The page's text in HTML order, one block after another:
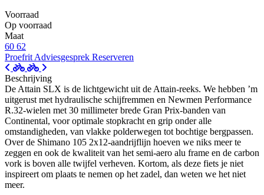
Voorraad
Op voorraad
Maat
60 62
Proefrit Adviesgesprek Reserveren
Beschrijving
De Attain SLX is de lichtgewicht uit de Attain-reeks. We hebben ’m
uitgerust met hydraulische schijfremmen en Newmen Performance
R.32-wielen met 30 millimeter brede Gran Prix-banden van
Continental, voor optimale stopkracht en grip onder alle
omstandigheden, van vlakke polderwegen tot bochtige bergpassen.
Over de Shimano 105 2x12-aandrijflijn hoeven we niks meer te
zeggen en ook de kwaliteit van het semi-aero alu frame en de carbon
vork is boven alle twijfel verheven. Kortom, als deze fiets je niet
inspireert om plaats te nemen op het zadel, dan weten we het niet
meer.